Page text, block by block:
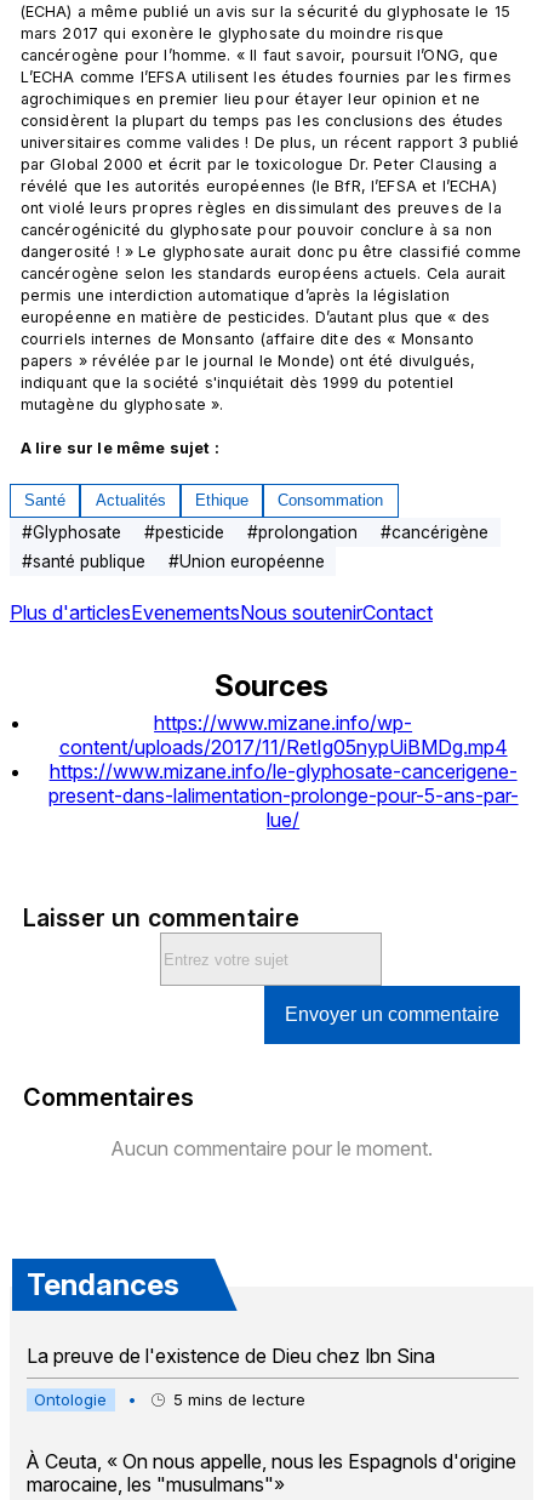
(ECHA) a même publié un avis sur la sécurité du glyphosate le 15
mars 2017 qui exonère le glyphosate du moindre risque
cancérogène pour l’homme. « Il faut savoir, poursuit l’ONG, que
L’ECHA comme l’EFSA utilisent les études fournies par les firmes
agrochimiques en premier lieu pour étayer leur opinion et ne
considèrent la plupart du temps pas les conclusions des études
universitaires comme valides ! De plus, un récent rapport 3 publié
par Global 2000 et écrit par le toxicologue Dr. Peter Clausing a
révélé que les autorités européennes (le BfR, l’EFSA et l’ECHA)
ont violé leurs propres règles en dissimulant des preuves de la
cancérogénicité du glyphosate pour pouvoir conclure à sa non
dangerosité ! » Le glyphosate aurait donc pu être classifié comme
cancérogène selon les standards européens actuels. Cela aurait
permis une interdiction automatique d’après la législation
européenne en matière de pesticides. D’autant plus que « des
courriels internes de Monsanto (affaire dite des « Monsanto
papers » révélée par le journal le Monde) ont été divulgués,
indiquant que la société s'inquiétait dès 1999 du potentiel
mutagène du glyphosate ».
A lire sur le même sujet :
Santé Actualités Ethique Consommation
#Glyphosate #pesticide #prolongation #cancérigène
#santé publique #Union européenne
Plus d'articlesEvenementsNous soutenirContact
Sources
https://www.mizane.info/wp-
content/uploads/2017/11/RetIg05nypUiBMDg.mp4
https://www.mizane.info/le-glyphosate-cancerigene-
present-dans-lalimentation-prolonge-pour-5-ans-par-
lue/
Laisser un commentaire
Envoyer un commentaire
Commentaires
Aucun commentaire pour le moment.
Tendances
La preuve de l'existence de Dieu chez Ibn Sina
Ontologie • 5 mins de lecture
À Ceuta, « On nous appelle, nous les Espagnols d'origine
marocaine, les "musulmans"»